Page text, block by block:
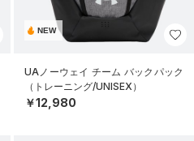
NEW
UAノーウェイ チーム バックパック
（トレーニング/UNISEX）
￥12,980